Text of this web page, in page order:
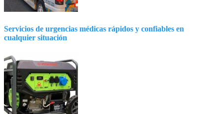
Servicios de urgencias médicas rápidos y confiables en
cualquier situación